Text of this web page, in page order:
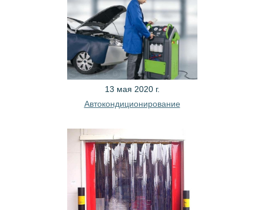
13 мая 2020 г.
Автокондиционирование